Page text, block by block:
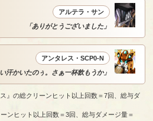
アルテラ・サン
「ありがとうございました」
アンタレス・SCP0-N
い汗かいたのぅ。さぁ一杯飲もうか」
』の総クリーンヒット以上回数＝7回、総与ダ
ンヒット以上回数＝3回、総与ダメージ量＝